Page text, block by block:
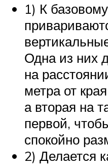
1) К
Одна из них
на
метра от
а вторая на
первой,
спокойно
2) Делается